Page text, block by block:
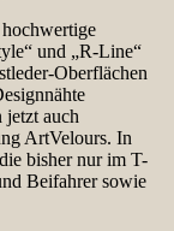
und „R-Line“
Oberflächen
jetzt auch
ArtVelours. In
bisher nur im T-
Beifahrer sowie